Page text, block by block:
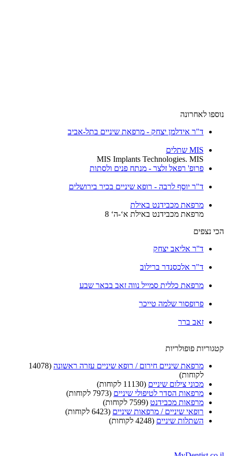
נוספו לאחרונה
ד"ר אידלמן יצחק - מרפאת שיניים בתל-אביב
MIS שתלים
MIS Implants Technologies. MIS
פרופ' רפאל זלצר - מנתח פנים ולסתות
ד"ר יוסף לרבה - רופא שיניים בכיר בירושלים
מרפאת מכבידנט באילת
מרפאת מכבידנט באילת א‘-ה‘ 8
הכי נצפים
ד''ר אליאב יצחק
ד"ר אלכסנדר ברילוב
מרפאת כללית סמייל נווה זאב בבאר שבע
פרופסור שלמה טייכר
זאב ברר
קטגוריות פופולריות
מרפאת שיניים חירום / רופא שיניים עזרה ראשונה (14078
לקוחות)
מכוני צילום שיניים (11130 לקוחות)
מרפאות הסדר לטיפולי שיניים (7973 לקוחות)
מרפאות מכבידנט (7599 לקוחות)
רופאי שיניים / מרפאות שיניים (6423 לקוחות)
השתלות שיניים (4248 לקוחות)